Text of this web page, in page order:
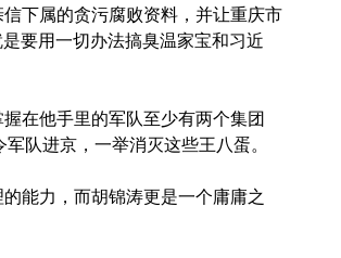
下属的贪污腐败资料，并让重庆市
要用一切办法搞臭温家宝和习近
在他手里的军队至少有两个集团
队进京，一举消灭这些王八蛋。
能力，而胡锦涛更是一个庸庸之